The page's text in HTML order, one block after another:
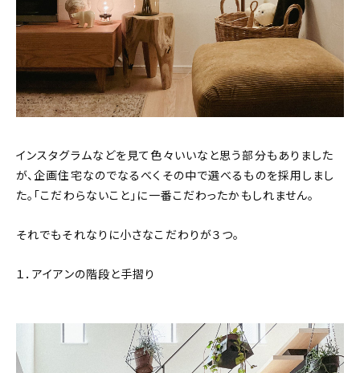
インスタグラムなどを見て色々いいなと思う部分もありました
が、企画住宅なのでなるべくその中で選べるものを採用しまし
た。「こだわらないこと」に一番こだわったかもしれません。
それでもそれなりに小さなこだわりが３つ。
１．アイアンの階段と手摺り